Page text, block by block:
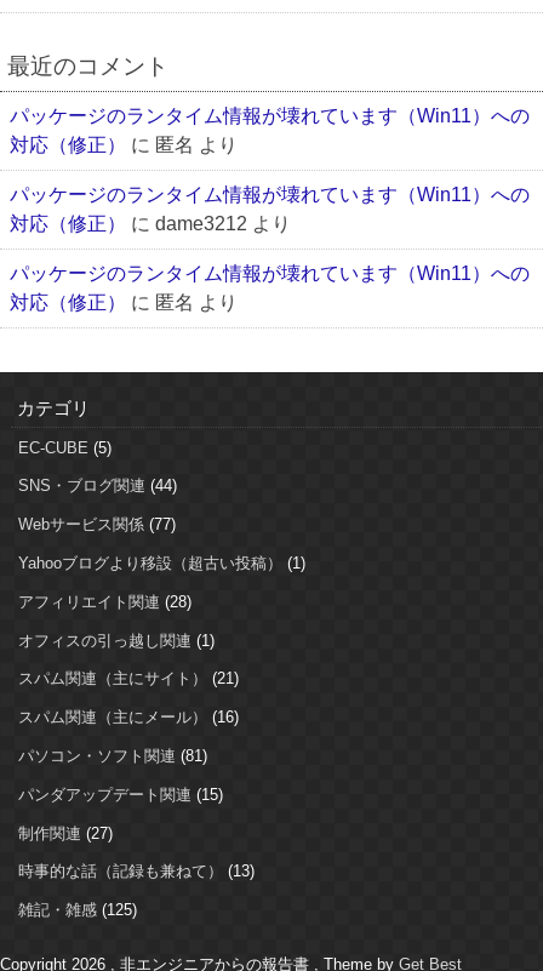
最近のコメント
パッケージのランタイム情報が壊れています（Win11）への
対応（修正）
に 匿名 より
パッケージのランタイム情報が壊れています（Win11）への
対応（修正）
に dame3212 より
パッケージのランタイム情報が壊れています（Win11）への
対応（修正）
に 匿名 より
カテゴリ
EC-CUBE (5)
SNS・ブログ関連 (44)
Webサービス関係 (77)
Yahooブログより移設（超古い投稿） (1)
アフィリエイト関連 (28)
オフィスの引っ越し関連 (1)
スパム関連（主にサイト） (21)
スパム関連（主にメール） (16)
パソコン・ソフト関連 (81)
パンダアップデート関連 (15)
制作関連 (27)
時事的な話（記録も兼ねて） (13)
雑記・雑感 (125)
Copyright 2026 , 非エンジニアからの報告書 Theme by Get Best